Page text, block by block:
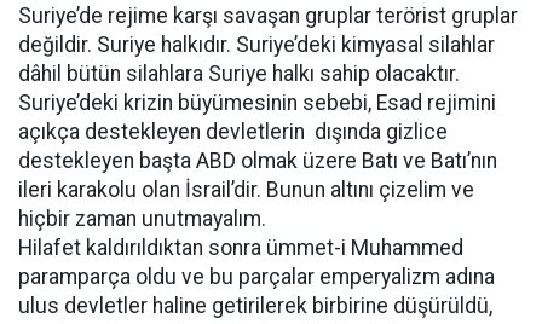
Suriye’de rejime karşı savaşan gruplar terörist gruplar
değildir. Suriye halkıdır. Suriye’deki kimyasal silahlar
dâhil bütün silahlara Suriye halkı sahip olacaktır.
Suriye’deki krizin büyümesinin sebebi, Esad rejimini
açıkça destekleyen devletlerin dışında gizlice
destekleyen başta ABD olmak üzere Batı ve Batı’nın
ileri karakolu olan İsrail’dir. Bunun altını çizelim ve
hiçbir zaman unutmayalım.
Hilafet kaldırıldıktan sonra ümmet-i Muhammed
paramparça oldu ve bu parçalar emperyalizm adına
ulus devletler haline getirilerek birbirine düşürüldü,